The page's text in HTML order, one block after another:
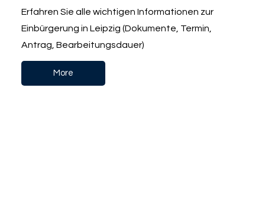
Erfahren Sie alle wichtigen Informationen zur
Einbürgerung in Leipzig (Dokumente, Termin,
Antrag, Bearbeitungsdauer)
More